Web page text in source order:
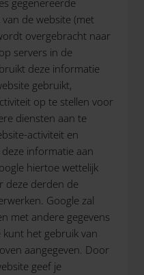
gegenereerde
de website (met
overgebracht naar
servers in de
deze informatie
gebruikt,
op te stellen voor
diensten aan te
activiteit en
informatie aan
hiertoe wettelijk
deze derden de
Google zal
met andere gegevens
kunt het gebruik van
aangegeven. Door
geef je